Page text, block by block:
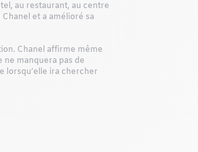
au restaurant, au centre
et a amélioré sa
Chanel affirme même
ne manquera pas de
lorsqu’elle ira chercher